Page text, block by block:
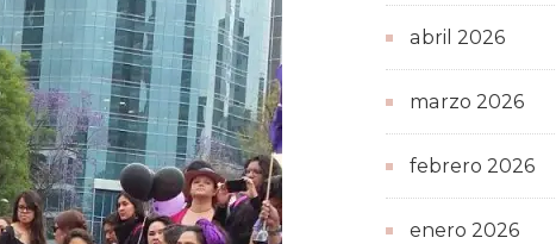
abril 2026
marzo 2026
febrero 2026
enero 2026